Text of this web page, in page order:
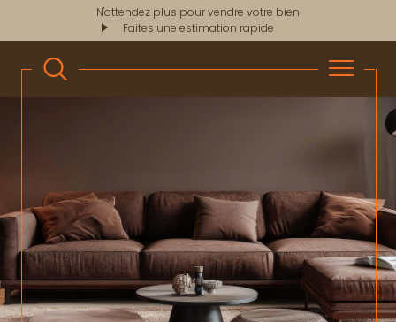
N'attendez plus pour vendre votre bien
Faites une estimation rapide